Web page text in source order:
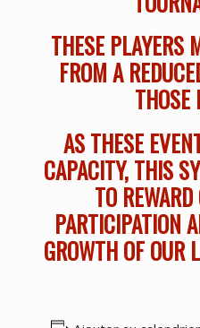
THESE PLAYERS
FROM A
THOSE
AS THESE
CAPACITY, THIS
TO
PARTICIPATION
GROWTH OF OUR